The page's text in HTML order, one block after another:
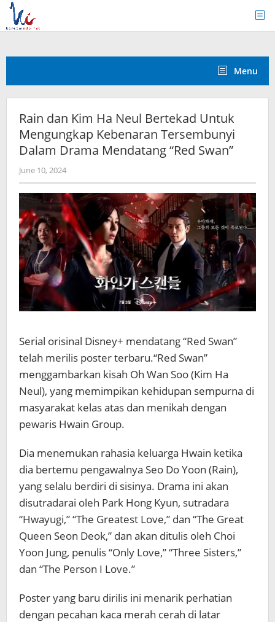
Skip
content
Menu
Rain dan Kim Ha Neul Bertekad Untuk
Mengungkap Kebenaran Tersembunyi
Dalam Drama Mendatang “Red Swan”
June 10, 2024by
Kidihae
Serial orisinal Disney+ mendatang “Red Swan”
telah merilis poster terbaru.“Red Swan”
menggambarkan kisah Oh Wan Soo (Kim Ha
Neul), yang memimpikan kehidupan sempurna di
masyarakat kelas atas dan menikah dengan
pewaris Hwain Group.
Dia menemukan rahasia keluarga Hwain ketika
dia bertemu pengawalnya Seo Do Yoon (Rain),
yang selalu berdiri di sisinya. Drama ini akan
disutradarai oleh Park Hong Kyun, sutradara
“Hwayugi,” “The Greatest Love,” dan “The Great
Queen Seon Deok,” dan akan ditulis oleh Choi
Yoon Jung, penulis “Only Love,” “Three Sisters,”
dan “The Person I Love.”
Poster yang baru dirilis ini menarik perhatian
dengan pecahan kaca merah cerah di latar